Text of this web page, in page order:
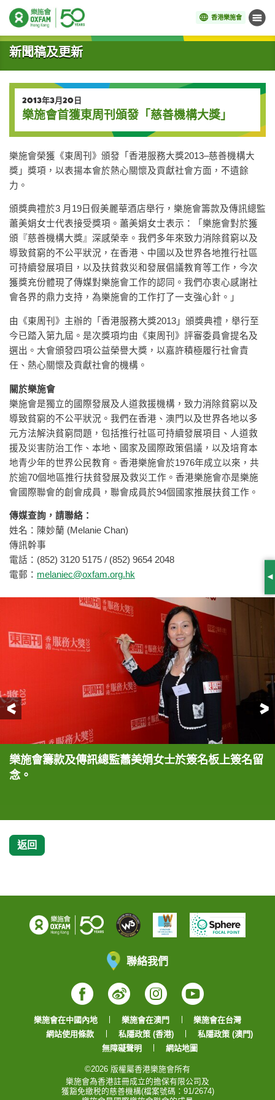
香港樂施會 目錄
開始主要內容
新聞稿及更新
2013年3月20日
樂施會首獲東周刊頒發「慈善機構大獎」
樂施會榮獲《東周刊》頒發「香港服務大獎2013–慈善機構大
獎」獎項，以表揚本會於熱心關懷及貢獻社會方面，不遺餘
力。
頒獎典禮於3 月19日假美麗華酒店舉行，樂施會籌款及傳訊總監
蕭美娟女士代表接受獎項。蕭美娟女士表示：「樂施會對於獲
頒『慈善機構大獎』深感榮幸。我們多年來致力消除貧窮以及
導致貧窮的不公平狀況，在香港、中國以及世界各地推行社區
可持續發展項目，以及扶貧救災和發展倡議教育等工作，今次
獲獎充份體現了傳媒對樂施會工作的認同。我們亦衷心感謝社
會各界的鼎力支持，為樂施會的工作打了一支強心針。」
由《東周刊》主辦的「香港服務大獎2013」頒獎典禮，舉行至
今已踏入第九屆。是次獎項均由《東周刊》評審委員會提名及
選出。大會頒發四項公益榮譽大獎，以嘉許積極履行社會責
任、熱心關懷及貢獻社會的機構。
關於樂施會
樂施會是獨立的國際發展及人道救援機構，致力消除貧窮以及
導致貧窮的不公平狀況。我們在香港、澳門以及世界各地以多
元方法解決貧窮問題，包括推行社區可持續發展項目、人道救
援及災害防治工作、本地、國家及國際政策倡議，以及培育本
地青少年的世界公民教育。香港樂施會於1976年成立以來，共
於逾70個地區推行扶貧發展及救災工作。香港樂施會亦是樂施
會國際聯會的創會成員，聯會成員於94個國家推展扶貧工作。
傳媒查詢，請聯絡：
姓名：陳妙蘭 (Melanie Chan)
傳訊幹事
電話：(852) 3120 5175 / (852) 9654 2048
電郵： melaniec@oxfam.org.hk
前一頁
樂施會籌款及傳訊總監蕭美娟女士於簽名板上簽名留
念。
樂施會籌款及傳訊總監蕭美娟女士獲星島雜誌集團行
政總裁兼《東周刊》社長黎廷瑤先生頒發「慈善機構
樂施會籌款及傳訊總監蕭美娟女士與香港中文大學
EMBA課程主任陳志輝教授於頒獎禮上合照。
樂施會籌款及傳訊總監蕭美娟女士(前排左二)與其他
主禮嘉賓、頒獎嘉賓及各得獎機構合照。
樂施會籌款及傳訊總監蕭美娟女士代表樂施會領取
《東周刊》頒發之「慈善機構大獎」獎項。
返回
聯絡我們
Facebook
WeiboInstagram
YouTube
樂施會在中國內地 樂施會在澳門
樂施會在台灣
網站使用條款
私隱政策 (香港)
私隱政策 (澳門)
無障礙聲明
網站地圖
©2026 版權屬香港樂施會所有
樂施會為香港註冊成立的擔保有限公司及
獲豁免繳税的慈善機構(檔案號碼：91/2674)